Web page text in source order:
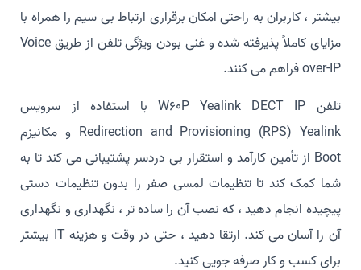
بیشتر ، کاربران به راحتی امکان برقراری ارتباط بی سیم را همراه با
مزایای کاملاً پذیرفته شده و غنی بودن ویژگی تلفن از طریق Voice
over-IP فراهم می کنند.
تلفن W60P Yealink DECT IP با استفاده از سرویس
Redirection and Provisioning (RPS) Yealink و مکانیزم
Boot از تأمین کارآمد و استقرار بی دردسر پشتیبانی می کند تا به
شما کمک کند تا تنظیمات لمسی صفر را بدون تنظیمات دستی
پیچیده انجام دهید ، که نصب آن را ساده تر ، نگهداری و نگهداری
آن را آسان می کند. ارتقا دهید ، حتی در وقت و هزینه IT بیشتر
برای کسب و کار صرفه جویی کنید.